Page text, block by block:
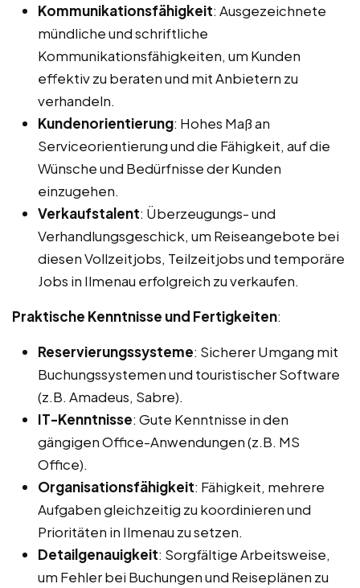
Kommunikationsfähigkeit: Ausgezeichnete
mündliche und schriftliche
Kommunikationsfähigkeiten, um Kunden
effektiv zu beraten und mit Anbietern zu
verhandeln.
Kundenorientierung: Hohes Maß an
Serviceorientierung und die Fähigkeit, auf die
Wünsche und Bedürfnisse der Kunden
einzugehen.
Verkaufstalent: Überzeugungs- und
Verhandlungsgeschick, um Reiseangebote bei
diesen Vollzeitjobs, Teilzeitjobs und temporäre
Jobs in Ilmenau erfolgreich zu verkaufen.
Praktische Kenntnisse und Fertigkeiten:
Reservierungssysteme: Sicherer Umgang mit
Buchungssystemen und touristischer Software
(z.B. Amadeus, Sabre).
IT-Kenntnisse: Gute Kenntnisse in den
gängigen Office-Anwendungen (z.B. MS
Office).
Organisationsfähigkeit: Fähigkeit, mehrere
Aufgaben gleichzeitig zu koordinieren und
Prioritäten in Ilmenau zu setzen.
Detailgenauigkeit: Sorgfältige Arbeitsweise,
um Fehler bei Buchungen und Reiseplänen zu